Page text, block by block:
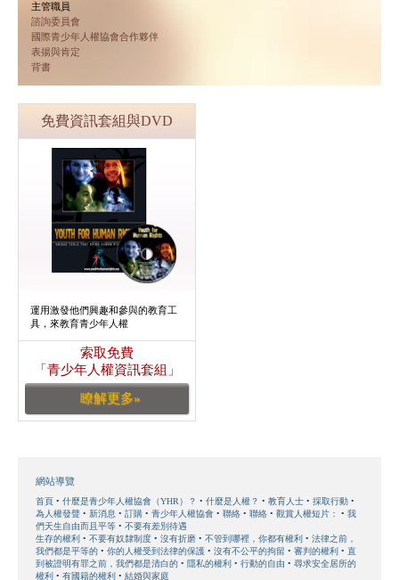
主管職員
諮詢委員會
國際青少年人權協會合作夥伴
表揚與肯定
背書
免費資訊套組與DVD
運用激發他們興趣和參與的教育工
具，來教育青少年人權
索取免費
「青少年人權資訊套組」
瞭解更多»
網站導覽
首頁 什麼是青少年人權協會（YHR）？ 什麼是人權？ 教育人士
採取行動
為人權發聲
新消息 訂購 青少年人權協會 聯絡 聯絡 觀賞人權短片：
我
們天生自由而且平等
不要有差別待遇
生存的權利
不要有奴隸制度 沒有折磨 不管到哪裡，你都有權利
法律之前，
我們都是平等的
你的人權受到法律的保護 沒有不公平的拘留 審判的權利
直
到被證明有罪之前，我們都是清白的
隱私的權利 行動的自由
尋求安全居所的
權利
有國籍的權利 結婚與家庭